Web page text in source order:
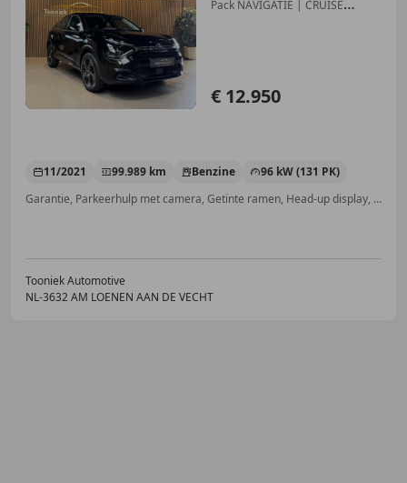
Pack NAVIGATIE | CRUISE
€ 12.950
11/2021 99.989 km Benzine
96 kW (131 PK)
Garantie, Parkeerhulp met camera, Getinte ramen, Head-up display, Lane Departure Warning Systeem, Stoelverwarming, Keyless Entry, Regensensor
Tooniek Automotive
NL-3632 AM LOENEN AAN DE VECHT